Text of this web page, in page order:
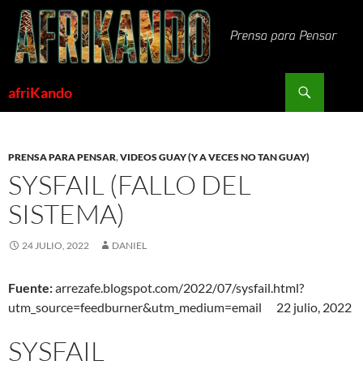
Saltar
contenido
afriKando
PRENSA PARA PENSAR,VIDEOS GUAY (Y A VECES NO TAN GUAY)
SYSFAIL (FALLO DEL
SISTEMA)
24 JULIO, 2022 DANIEL
Fuente:arrezafe.blogspot.com/2022/07/sysfail.html?
utm_source=feedburner&utm_medium=email 22 julio, 2022
SYSFAIL